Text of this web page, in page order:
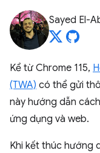
Sayed El-
Kể từ Chrome 115,
(TWA) có thể gửi
này hướng dẫn
ứng dụng và web.
Khi kết thúc hướng